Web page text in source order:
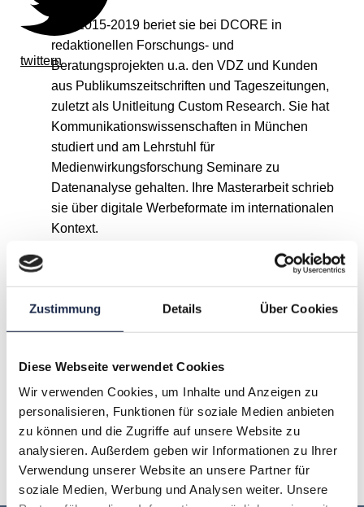
Zustimmung Details Über Cookies
Diese Webseite verwendet Cookies
Wir verwenden Cookies, um Inhalte und Anzeigen zu
personalisieren, Funktionen für soziale Medien anbieten
zu können und die Zugriffe auf unsere Website zu
analysieren. Außerdem geben wir Informationen zu Ihrer
Verwendung unserer Website an unsere Partner für
soziale Medien, Werbung und Analysen weiter. Unsere
twittern
Von 2015-2019 beriet sie bei DCORE in
redaktionellen Forschungs- und
Beratungsprojekten u.a. den VDZ und Kunden
aus Publikumszeitschriften und Tageszeitungen,
zuletzt als Unitleitung Custom Research. Sie hat
Kommunikationswissenschaften in München
studiert und am Lehrstuhl für
Medienwirkungsforschung Seminare zu
Datenanalyse gehalten. Ihre Masterarbeit schrieb
sie über digitale Werbeformate im internationalen
Kontext.
V X